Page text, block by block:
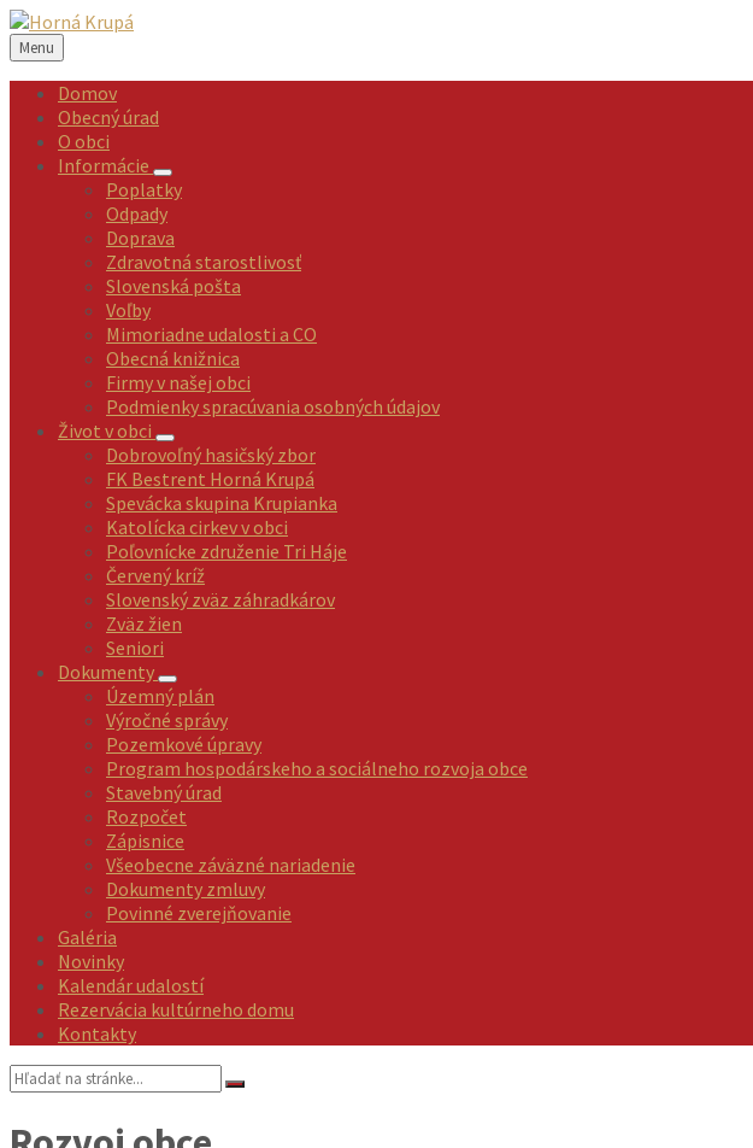
Preskočiť
na
obsah
Preskočiť
na
ľavý
panel
Preskočiť
na
pravý
panel
Preskočiť
na
pätičku
Menu
Domov
Obecný úrad
O obci
Informácie
Poplatky
Odpady
Doprava
Zdravotná starostlivosť
Slovenská pošta
Voľby
Mimoriadne udalosti a CO
Obecná knižnica
Firmy v našej obci
Podmienky spracúvania osobných údajov
Život v obci
Dobrovoľný hasičský zbor
FK Bestrent Horná Krupá
Spevácka skupina Krupianka
Katolícka cirkev v obci
Poľovnícke združenie Tri Háje
Červený kríž
Slovenský zväz záhradkárov
Zväz žien
Seniori
Dokumenty
Územný plán
Výročné správy
Pozemkové úpravy
Program hospodárskeho a sociálneho rozvoja obce
Stavebný úrad
Rozpočet
Zápisnice
Všeobecne záväzné nariadenie
Dokumenty zmluvy
Povinné zverejňovanie
Galéria
Novinky
Kalendár udalostí
Rezervácia kultúrneho domu
Kontakty
Vyhľadávanie: